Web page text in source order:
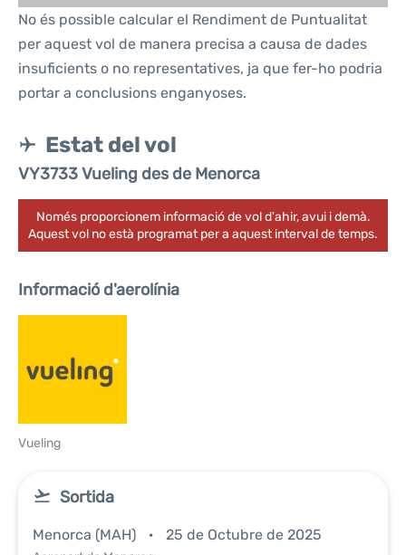
No és possible calcular el Rendiment de Puntualitat
per aquest vol de manera precisa a causa de dades
insuficients o no representatives, ja que fer-ho podria
portar a conclusions enganyoses.
Estat del vol
VY3733 Vueling des de Menorca
Només proporcionem informació de vol d'ahir, avui i demà.
Aquest vol no està programat per a aquest interval de temps.
Informació d'aerolínia
Vueling
Sortida
Menorca (MAH) 25 de Octubre de 2025